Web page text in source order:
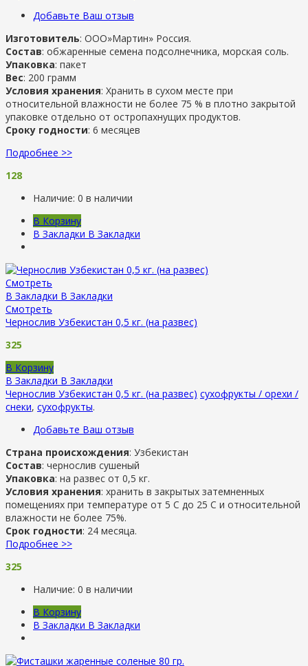
Добавьте Ваш отзыв
Изготовитель: ООО»Мартин» Россия.
Состав: обжаренные семена подсолнечника, морская соль.
Упаковка: пакет
Вес: 200 грамм
Условия хранения: Хранить в сухом месте при
относительной влажности не более 75 % в плотно закрытой
упаковке отдельно от остропахнущих продуктов.
Сроку годности: 6 месяцев
Подробнее >>
128
Наличие: 0 в наличии
В Корзину
В Закладки В Закладки
Смотреть
В Закладки В Закладки
Смотреть
Чернослив Узбекистан 0,5 кг. (на развес)
325
В Корзину
В Закладки В Закладки
Чернослив Узбекистан 0,5 кг. (на развес) сухофрукты / орехи /
снеки, сухофрукты.
Добавьте Ваш отзыв
Страна происхождения: Узбекистан
Состав: чернослив сушеный
Упаковка: на развес от 0,5 кг.
Условия хранения: хранить в закрытых затемненных
помещениях при температуре от 5 С до 25 С и относительной
влажности не более 75%.
Срок годности: 24 месяца.
Подробнее >>
325
Наличие: 0 в наличии
В Корзину
В Закладки В Закладки